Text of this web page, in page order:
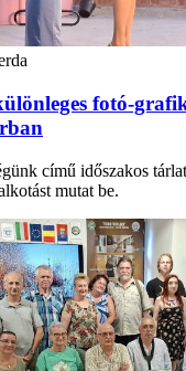
fotó-
című időszakos
mutat be.